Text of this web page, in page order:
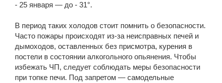
- 25 января — до - 31°.
В период таких холодов стоит помнить о безопасности.
Часто пожары происходят из-за неисправных печей и
дымоходов, оставленных без присмотра, курения в
постели в состоянии алкогольного опьянения. Чтобы
избежать ЧП, следует соблюдать меры безопасности
при топке печи. Под запретом — самодельные